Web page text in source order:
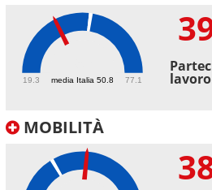
media Italia 50.8
19.3 77.1 lavoro
MOBILITÀ